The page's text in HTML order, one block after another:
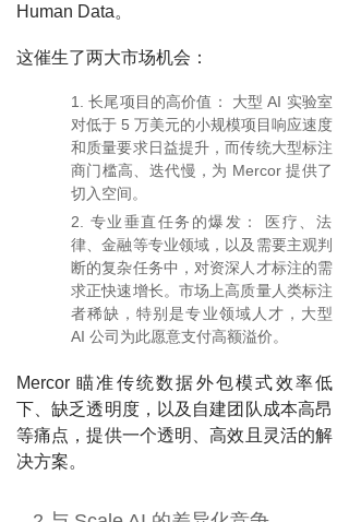
Human Data。
这催生了两大市场机会：
长尾项目的高价值： 大型 AI 实验室
对低于 5 万美元的小规模项目响应速度
和质量要求日益提升，而传统大型标注
商门槛高、迭代慢，为 Mercor 提供了
切入空间。
专业垂直任务的爆发： 医疗、法
律、金融等专业领域，以及需要主观判
断的复杂任务中，对资深人才标注的需
求正快速增长。市场上高质量人类标注
者稀缺，特别是专业领域人才，大型
AI 公司为此愿意支付高额溢价。
Mercor 瞄准传统数据外包模式效率低
下、缺乏透明度，以及自建团队成本高昂
等痛点，提供一个透明、高效且灵活的解
决方案。